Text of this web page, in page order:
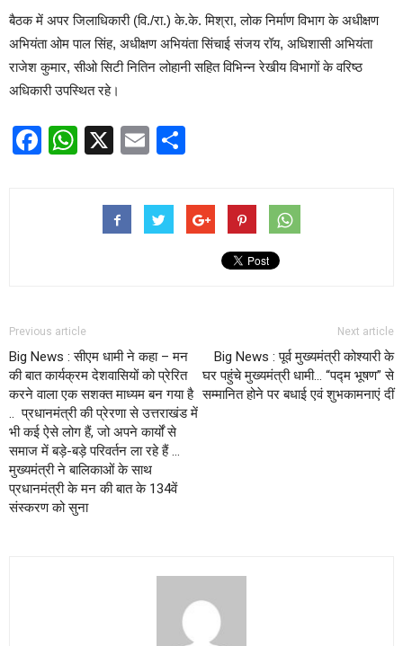
बैठक में अपर जिलाधिकारी (वि./रा.) के.के. मिश्रा, लोक निर्माण विभाग के अधीक्षण
अभियंता ओम पाल सिंह, अधीक्षण अभियंता सिंचाई संजय रॉय, अधिशासी अभियंता
राजेश कुमार, सीओ सिटी नितिन लोहानी सहित विभिन्न रेखीय विभागों के वरिष्ठ
अधिकारी उपस्थित रहे।
Facebook
WhatsApp
X Email
Previous article
Big News : सीएम धामी ने कहा – मन
की बात कार्यक्रम देशवासियों को प्रेरित
करने वाला एक सशक्त माध्यम बन गया है
.. प्रधानमंत्री की प्रेरणा से उत्तराखंड में
भी कई ऐसे लोग हैं, जो अपने कार्यों से
समाज में बड़े-बड़े परिवर्तन ला रहे हैं …
मुख्यमंत्री ने बालिकाओं के साथ
प्रधानमंत्री के मन की बात के 134वें
संस्करण को सुना
Next article
Big News : पूर्व मुख्यमंत्री कोश्यारी के
घर पहुंचे मुख्यमंत्री धामी… “पद्म भूषण” से
सम्मानित होने पर बधाई एवं शुभकामनाएं दीं